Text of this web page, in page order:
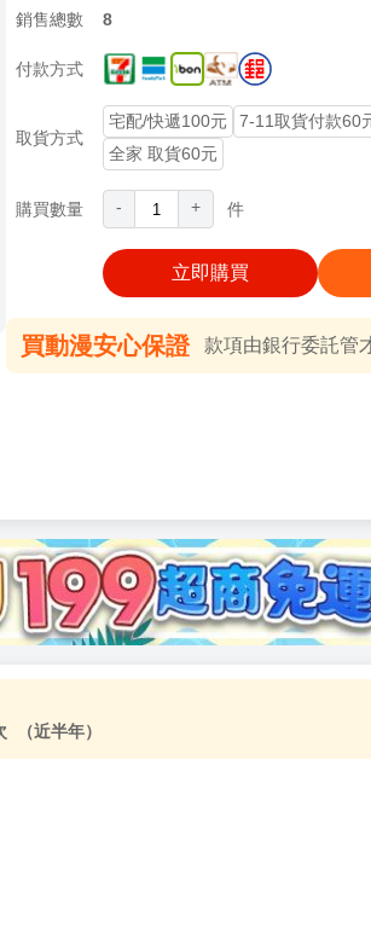
銷售總數 8
付款方式
取貨方式
宅配/快遞100元 7-11取貨付款60
全家 取貨60元
購買數量 - + 件
立即購買
買動漫安心保證 款項由銀行委託管